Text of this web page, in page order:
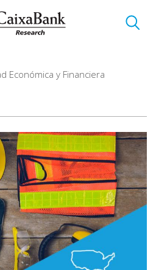
Económica y Financiera